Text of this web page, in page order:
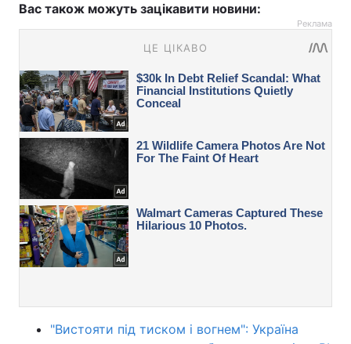
Вас також можуть зацікавити новини:
Реклама
"Вистояти під тиском і вогнем": Україна